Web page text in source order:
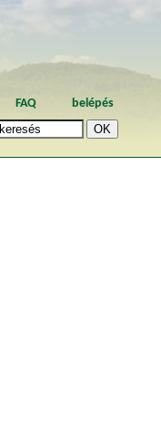
FAQ belépés